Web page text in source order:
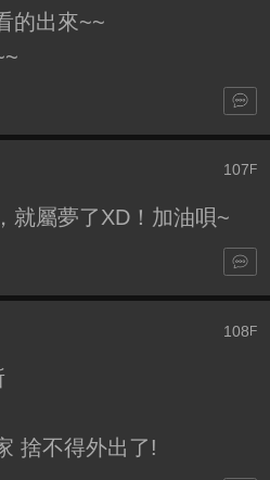
的出來~~
107 F
就屬夢了XD！加油唄~
108F
捨不得外出了!